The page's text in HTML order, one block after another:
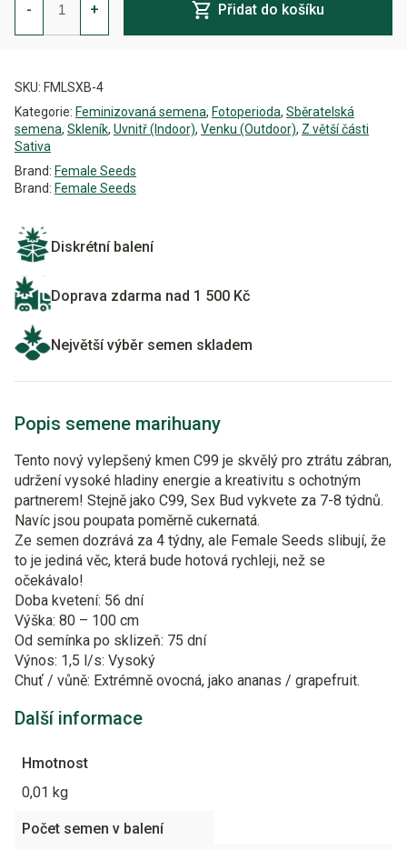
-
Bud
Feminizovaná
množství
+ Přidat do košíku
SKU: FMLSXB-4
Kategorie: Feminizovaná semena, Fotoperioda, Sběratelská
semena, Skleník, Uvnitř (Indoor), Venku (Outdoor), Z větší části
Sativa
Brand: Female Seeds
Brand: Female Seeds
Diskrétní balení
Doprava zdarma nad 1 500 Kč
Největší výběr semen skladem
Popis semene marihuany
Tento nový vylepšený kmen C99 je skvělý pro ztrátu zábran,
udržení vysoké hladiny energie a kreativitu s ochotným
partnerem! Stejně jako C99, Sex Bud vykvete za 7-8 týdnů.
Navíc jsou poupata poměrně cukernatá.
Ze semen dozrává za 4 týdny, ale Female Seeds slibují, že
to je jediná věc, která bude hotová rychleji, než se
očekávalo!
Doba kvetení: 56 dní
Výška: 80 – 100 cm
Od semínka po sklizeň: 75 dní
Výnos: 1,5 l/s: Vysoký
Chuť / vůně: Extrémně ovocná, jako ananas / grapefruit.
Další informace
Hmotnost
0,01 kg
Počet semen v balení